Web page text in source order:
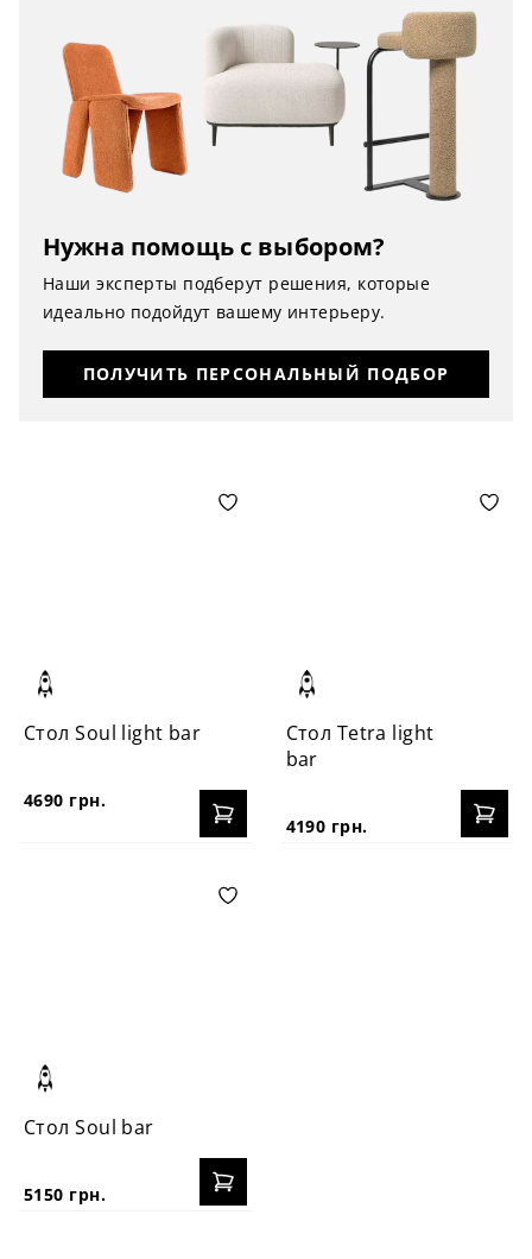
Нужна помощь с выбором?
Наши эксперты подберут решения, которые
идеально подойдут вашему интерьеру.
ПОЛУЧИТЬ ПЕРСОНАЛЬНЫЙ ПОДБОР
Стол Soul light bar
4690 грн.
Стол Tetra light
bar
4190 грн.
Стол Soul bar
5150 грн.